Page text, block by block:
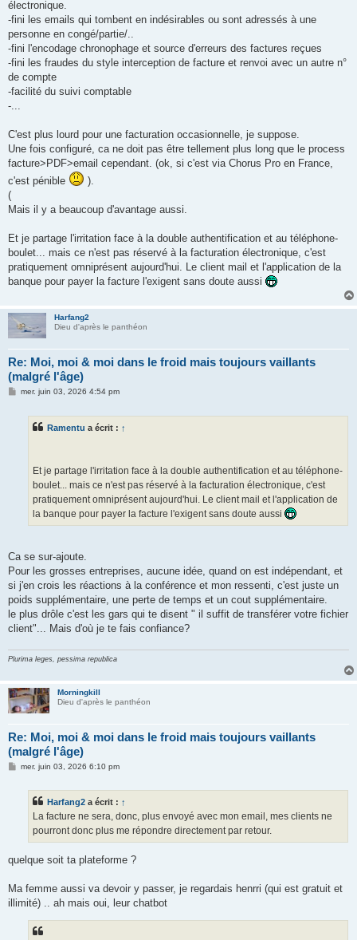
a
g
électronique.
-fini les emails qui tombent en indésirables ou sont adressés à une
personne en congé/partie/..
-fini l'encodage chronophage et source d'erreurs des factures reçues
-fini les fraudes du style interception de facture et renvoi avec un autre n°
de compte
-facilité du suivi comptable
-...
C'est plus lourd pour une facturation occasionnelle, je suppose.
Une fois configuré, ca ne doit pas être tellement plus long que le process
facture>PDF>email cependant. (ok, si c'est via Chorus Pro en France,
c'est pénible
).
(
Mais il y a beaucoup d'avantage aussi.
Et je partage l'irritation face à la double authentification et au téléphone-
boulet... mais ce n'est pas réservé à la facturation électronique, c'est
pratiquement omniprésent aujourd'hui. Le client mail et l'application de la
banque pour payer la facture l'exigent sans doute aussi
Harfang2
Dieu d'après le panthéon
Re: Moi, moi & moi dans le froid mais toujours vaillants
(malgré l'âge)
Mmer. juin 03, 2026 4:54 pm
Ramentu a écrit : ↑
Et je partage l'irritation face à la double authentification et au téléphone-
boulet... mais ce n'est pas réservé à la facturation électronique, c'est
pratiquement omniprésent aujourd'hui. Le client mail et l'application de
la banque pour payer la facture l'exigent sans doute aussi
Ca se sur-ajoute.
Pour les grosses entreprises, aucune idée, quand on est indépendant, et
si j'en crois les réactions à la conférence et mon ressenti, c'est juste un
poids supplémentaire, une perte de temps et un cout supplémentaire.
le plus drôle c'est les gars qui te disent " il suffit de transférer votre fichier
client"... Mais d'où je te fais confiance?
Plurima leges, pessima republica
Morningkill
Dieu d'après le panthéon
Re: Moi, moi & moi dans le froid mais toujours vaillants
(malgré l'âge)
Mmer. juin 03, 2026 6:10 pm
Harfang2 a écrit : ↑
La facture ne sera, donc, plus envoyé avec mon email, mes clients ne
pourront donc plus me répondre directement par retour.
quelque soit ta plateforme ?
Ma femme aussi va devoir y passer, je regardais henrri (qui est gratuit et
illimité) .. ah mais oui, leur chatbot